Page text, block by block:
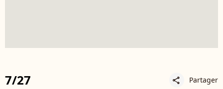
7/27 share Partager